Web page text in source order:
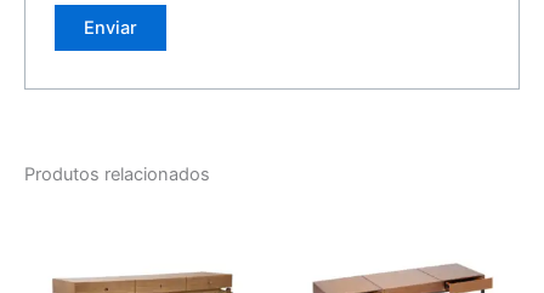
Produtos relacionados